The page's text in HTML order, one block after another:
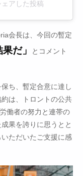
アした投稿
会長は、今回の暫定
だ」
とコメント
ち、暫定合意に達し
は、トロントの公共
働者の努力と連帯の
果を誇りに思うとと
ただいたご支援に感